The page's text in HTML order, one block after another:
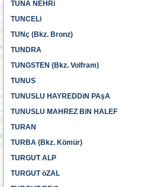
TUNA NEHRi
TUNCELi
TUNç (Bkz. Bronz)
TUNDRA
TUNGSTEN (Bkz. Volfram)
TUNUS
TUNUSLU HAYREDDiN PAşA
TUNUSLU MAHREZ BiN HALEF
TURAN
TURBA (Bkz. Kömür)
TURGUT ALP
TURGUT öZAL